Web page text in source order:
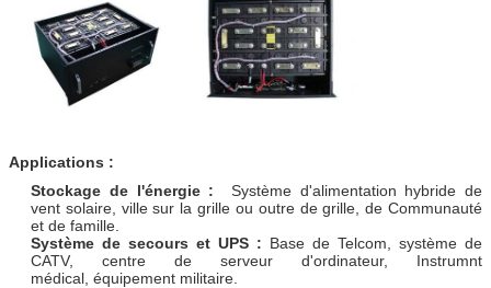
Applications :
Stockage de l'énergie : Système d'alimentation hybride de
vent solaire, ville sur la grille ou outre de grille, de Communauté
et de famille.
Système de secours et UPS : Base de Telcom, système de
CATV, centre de serveur d'ordinateur, Instrumnt
médical, équipement militaire.